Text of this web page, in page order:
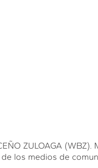
ZULOAGA
los medios de